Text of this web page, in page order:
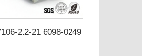
2.2-21 6098-0249